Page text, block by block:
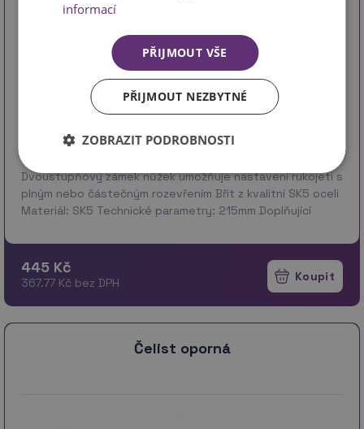
Dvoustupňový zámek nůžek umožňuje nastavení rukojeti s
plným nebo částečným rozevřením Břit z kvalitní SK5 oceli
Materiál: SK5 Technické parametry: 215mm Doplňující
445 Kč
367.77 Kč bez DPH
Čelist oporná
informací
PŘIJMOUT VŠE
PŘIJMOUT NEZBYTNÉ
ZOBRAZIT PODROBNOSTI